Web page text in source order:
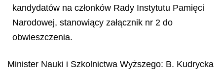
kandydatów na członków Rady Instytutu Pamięci
Narodowej, stanowiący załącznik nr 2 do
obwieszczenia.
Minister Nauki i Szkolnictwa Wyższego: B. Kudrycka